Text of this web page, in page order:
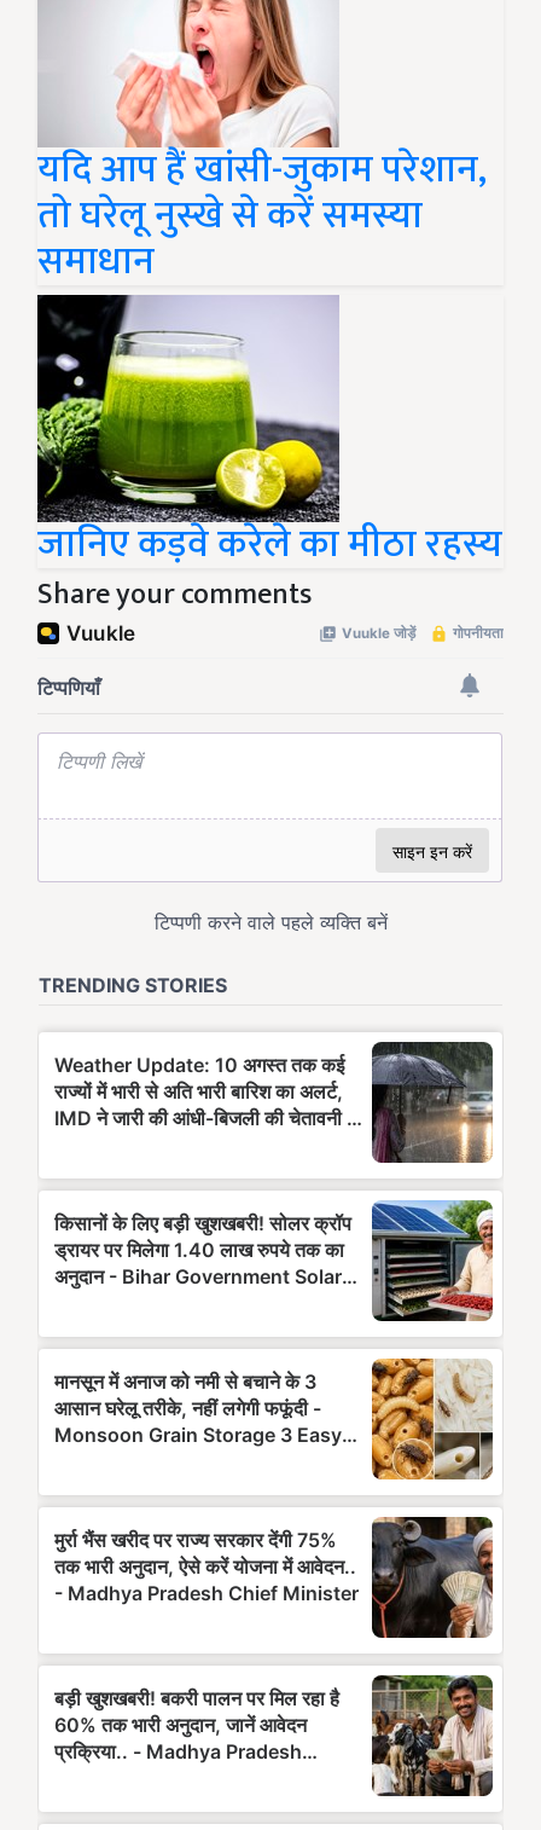
यदि आप हैं खांसी-जुकाम परेशान,
तो घरेलू नुस्खे से करें समस्या
समाधान
जानिए कड़वे करेले का मीठा रहस्य
Share your comments